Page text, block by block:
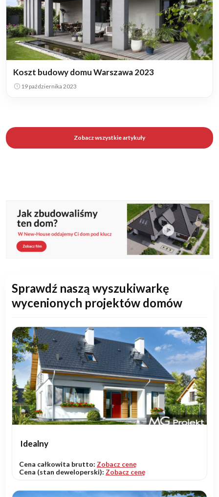
Koszt budowy domu Warszawa 2023
19 października 2023
Zobacz wszystkie artykuły
Sprawdź naszą wyszukiwarkę
wycenionych projektów domów
Idealny
Cena całkowita brutto: Zobacz cenę
Cena (stan deweloperski): Zobacz cenę